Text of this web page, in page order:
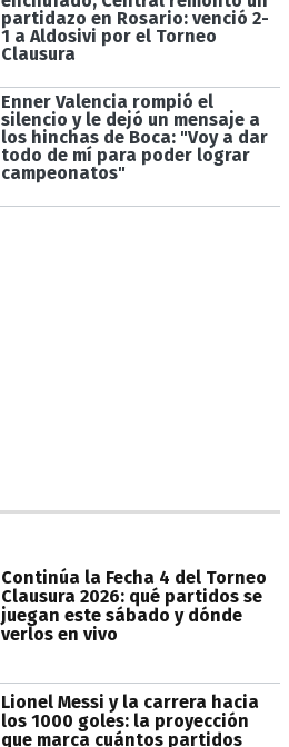
partidazo en Rosario: venció 2-
1 a Aldosivi por el Torneo
Clausura
Enner Valencia rompió el
silencio y le dejó un mensaje a
los hinchas de Boca: "Voy a dar
todo de mí para poder lograr
campeonatos"
Continúa la Fecha 4 del Torneo
Clausura 2026: qué partidos se
juegan este sábado y dónde
verlos en vivo
Lionel Messi y la carrera hacia
los 1000 goles: la proyección
que marca cuántos partidos